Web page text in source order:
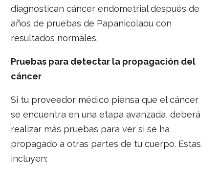
diagnostican cáncer endometrial después de
años de pruebas de Papanicolaou con
resultados normales.
Pruebas para detectar la propagación del
cáncer
Si tu proveedor médico piensa que el cáncer
se encuentra en una etapa avanzada, deberá
realizar más pruebas para ver si se ha
propagado a otras partes de tu cuerpo. Estas
incluyen: